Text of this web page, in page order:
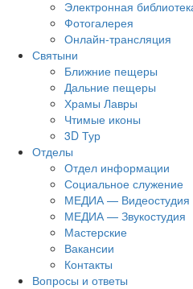
Электронная
Фотогалерея
Онлайн-трансляция
Святыни
Ближние пещеры
Дальние пещеры
Храмы Лавры
Чтимые иконы
3D Тур
Отделы
Отдел информации
Социальное служение
МЕДИА — Видеостудия
МЕДИА — Звукостудия
Мастерские
Вакансии
Контакты
Вопросы и ответы